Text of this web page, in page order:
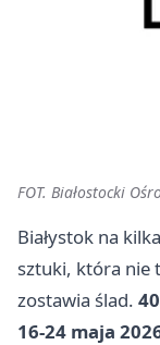
FOT. Białostocki
Białystok na
sztuki, która nie
zostawia ślad.
16-24 maja